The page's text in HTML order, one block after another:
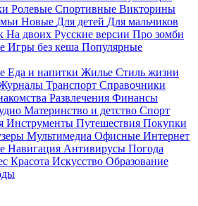
Ролевые Спортивные Викторины
Новые Для детей Для мальчиков
На двоих Русские версии Про зомби
Игры без кеша Популярные
Еда и напитки Жилье Стиль жизни
Транспорт Справочники
Развлечения Финансы
Материнство и детство Спорт
Инструменты Путешествия Покупки
Мультимедиа Офисные Интернет
Навигация Антивирусы Погода
Красота Искусство Образование